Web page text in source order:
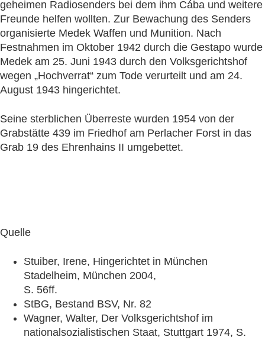
geheimen Radiosenders bei dem ihm Cába und weitere
Freunde helfen wollten. Zur Bewachung des Senders
organisierte Medek Waffen und Munition. Nach
Festnahmen im Oktober 1942 durch die Gestapo wurde
Medek am 25. Juni 1943 durch den Volksgerichtshof
wegen „Hochverrat“ zum Tode verurteilt und am 24.
August 1943 hingerichtet.
Seine sterblichen Überreste wurden 1954 von der
Grabstätte 439 im Friedhof am Perlacher Forst in das
Grab 19 des Ehrenhains II umgebettet.
Quelle
Stuiber, Irene, Hingerichtet in München
Stadelheim, München 2004,
S. 56ff.
StBG, Bestand BSV, Nr. 82
Wagner, Walter, Der Volksgerichtshof im
nationalsozialistischen Staat, Stuttgart 1974, S.